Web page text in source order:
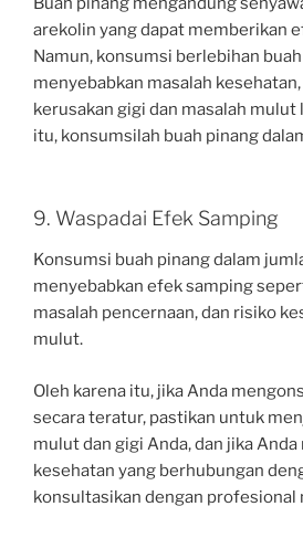
arekolin yang dapat memberikan
Namun, konsumsi berlebihan
menyebabkan masalah
kerusakan gigi dan masalah mulut
itu, konsumsilah buah pinang
9. Waspadai Efek Samping
Konsumsi buah pinang dalam
menyebabkan efek samping
masalah pencernaan, dan risiko
mulut.
Oleh karena itu, jika Anda
secara teratur, pastikan untuk
mulut dan gigi Anda, dan jika
kesehatan yang berhubungan
konsultasikan dengan profesional